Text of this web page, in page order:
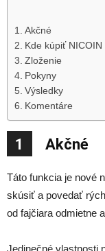
Akčné
Kde kúpiť
Zloženie
Pokyny
Výsledky
Komentáre
1 Akčné
Táto funkcia je nové
skúsiť a povedať
od fajčiara odmietne